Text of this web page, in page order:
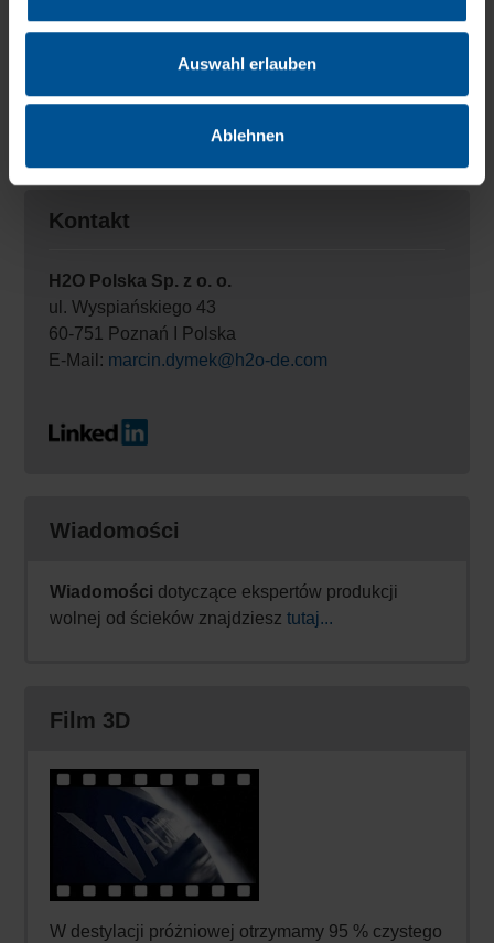
Auswahl erlauben
Ablehnen
Raport zrównoważonego rozwoju H2O 2022
języku angielskim (przetłumaczony z DeepL.com)
Kontakt
H2O Polska Sp. z o. o.
ul. Wyspiańskiego 43
60-751 Poznań I Polska
E-Mail: marcin.dymek@h2o-de.com
Wiadomości
Wiadomości dotyczące ekspertów produkcji
wolnej od ścieków znajdziesztutaj...
Film 3D
W destylacji próżniowej otrzymamy 95 % czystego